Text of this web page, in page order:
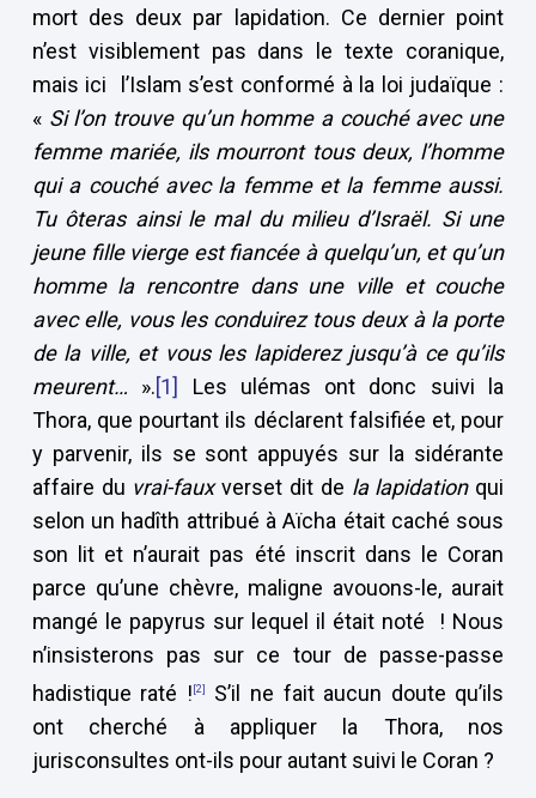
mort des deux par lapidation. Ce dernier point
n’est visiblement pas dans le texte coranique,
mais ici l’Islam s’est conformé à la loi judaïque :
« Si l’on trouve qu’un homme a couché avec une
femme mariée, ils mourront tous deux, l’homme
qui a couché avec la femme et la femme aussi.
Tu ôteras ainsi le mal du milieu d’Israël. Si une
jeune fille vierge est fiancée à quelqu’un, et qu’un
homme la rencontre dans une ville et couche
avec elle, vous les conduirez tous deux à la porte
de la ville, et vous les lapiderez jusqu’à ce qu’ils
meurent… ».[1]
Les ulémas ont donc suivi la
Thora, que pourtant ils déclarent falsifiée et, pour
y parvenir, ils se sont appuyés sur la sidérante
affaire du vrai-fauxverset dit de la lapidationqui
selon un hadîth attribué à Aïcha était caché sous
son lit et n’aurait pas été inscrit dans le Coran
parce qu’une chèvre, maligne avouons-le, aurait
mangé le papyrus sur lequel il était noté ! Nous
n’insisterons pas sur ce tour de passe-passe
hadistique raté ! [2]
S’il ne fait aucun doute qu’ils
ont cherché à appliquer la Thora, nos
jurisconsultes ont-ils pour autant suivi le Coran ?